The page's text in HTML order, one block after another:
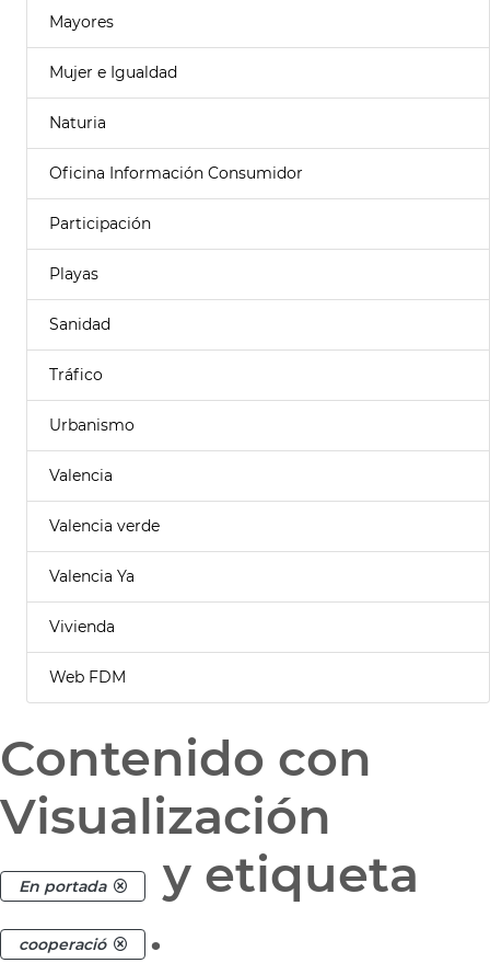
Mayores
Mujer e Igualdad
Naturia
Oficina Información Consumidor
Participación
Playas
Sanidad
Tráfico
Urbanismo
Valencia
Valencia verde
Valencia Ya
Vivienda
Web FDM
Contenido con
Visualización
En portada y etiqueta
cooperació .